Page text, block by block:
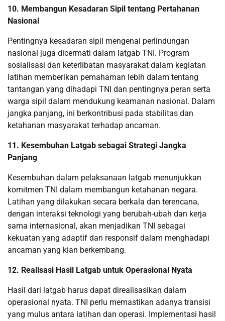
10. Membangun Kesadaran Sipil tentang Pertahanan
Nasional
Pentingnya kesadaran sipil mengenai perlindungan
nasional juga dicermati dalam latgab TNI. Program
sosialisasi dan keterlibatan masyarakat dalam kegiatan
latihan memberikan pemahaman lebih dalam tentang
tantangan yang dihadapi TNI dan pentingnya peran serta
warga sipil dalam mendukung keamanan nasional. Dalam
jangka panjang, ini berkontribusi pada stabilitas dan
ketahanan masyarakat terhadap ancaman.
11. Kesembuhan Latgab sebagai Strategi Jangka
Panjang
Kesembuhan dalam pelaksanaan latgab menunjukkan
komitmen TNI dalam membangun ketahanan negara.
Latihan yang dilakukan secara berkala dan terencana,
dengan interaksi teknologi yang berubah-ubah dan kerja
sama internasional, akan menjadikan TNI sebagai
kekuatan yang adaptif dan responsif dalam menghadapi
ancaman yang kian berkembang.
12. Realisasi Hasil Latgab untuk Operasional Nyata
Hasil dari latgab harus dapat direalisasikan dalam
operasional nyata. TNI perlu memastikan adanya transisi
yang mulus antara latihan dan operasi. Implementasi hasil